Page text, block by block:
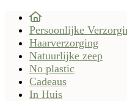
Persoonlijke
Haarverzorging
Natuurlijke zeep
No plastic
Cadeaus
In Huis